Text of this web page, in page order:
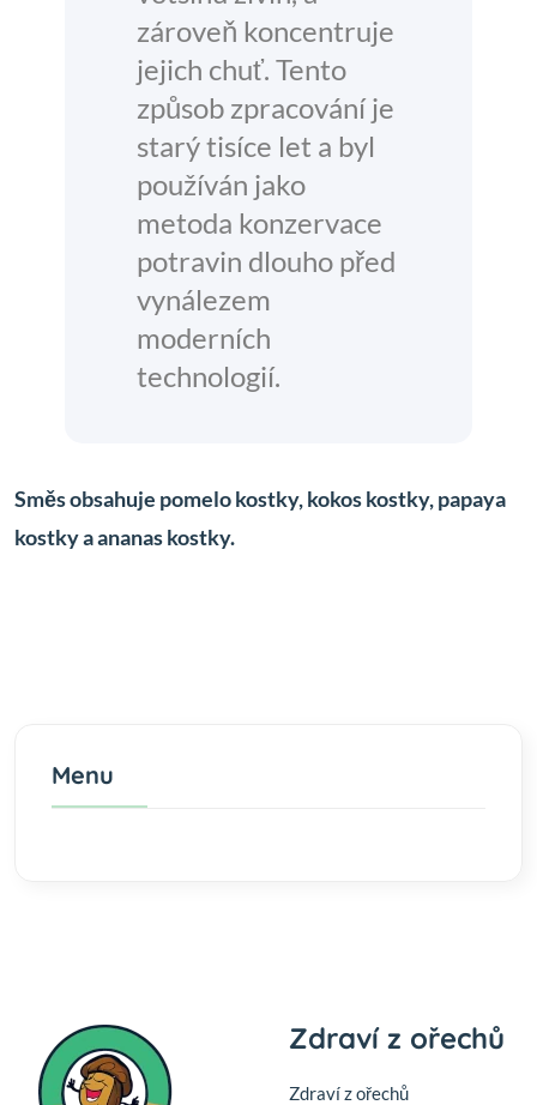
zároveň koncentruje
jejich chuť. Tento
způsob zpracování je
starý tisíce let a byl
používán jako
metoda konzervace
potravin dlouho před
vynálezem
moderních
technologií.
Směs obsahuje pomelo kostky, kokos kostky, papaya
kostky a ananas kostky.
Menu
Zdraví z ořechů
Zdraví z ořechů